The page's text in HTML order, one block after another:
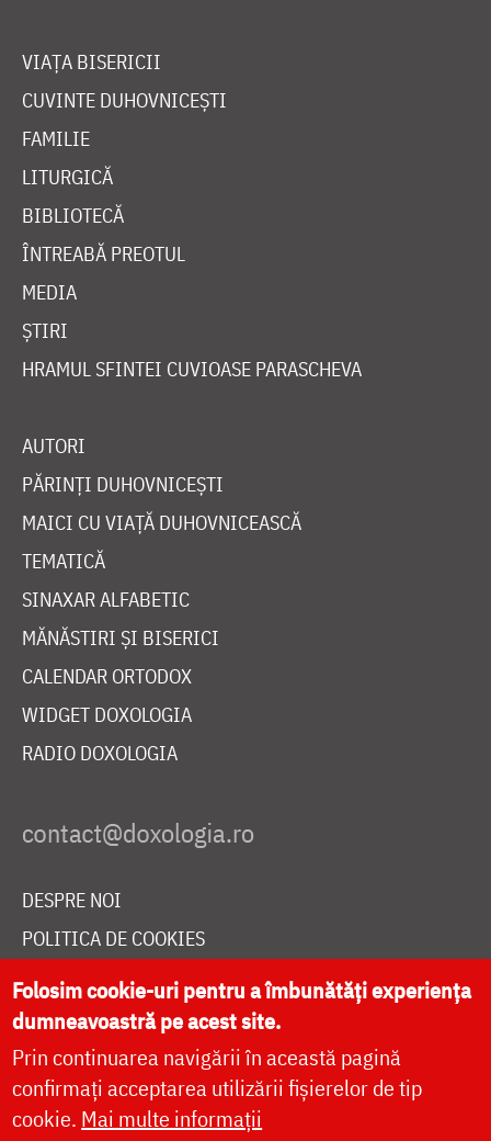
VIAȚA BISERICII
CUVINTE DUHOVNICEȘTI
FAMILIE
LITURGICĂ
BIBLIOTECĂ
ÎNTREABĂ PREOTUL
MEDIA
ȘTIRI
HRAMUL SFINTEI CUVIOASE PARASCHEVA
AUTORI
PĂRINȚI DUHOVNICEȘTI
MAICI CU VIAȚĂ DUHOVNICEASCĂ
TEMATICĂ
SINAXAR ALFABETIC
MĂNĂSTIRI ȘI BISERICI
CALENDAR ORTODOX
WIDGET DOXOLOGIA
RADIO DOXOLOGIA
DESPRE NOI
POLITICA DE COOKIES
DONEAZĂ ONLINE PENTRU CATEDRALA NAȚIONALĂ
LIVE
Folosim cookie-uri pentru a îmbunătăți experiența
dumneavoastră pe acest site.
Prin continuarea navigării în această pagină
confirmați acceptarea utilizării fișierelor de tip
cookie. Mai multe informații